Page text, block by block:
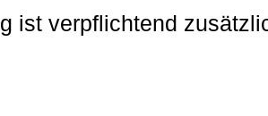
ist verpflichtend